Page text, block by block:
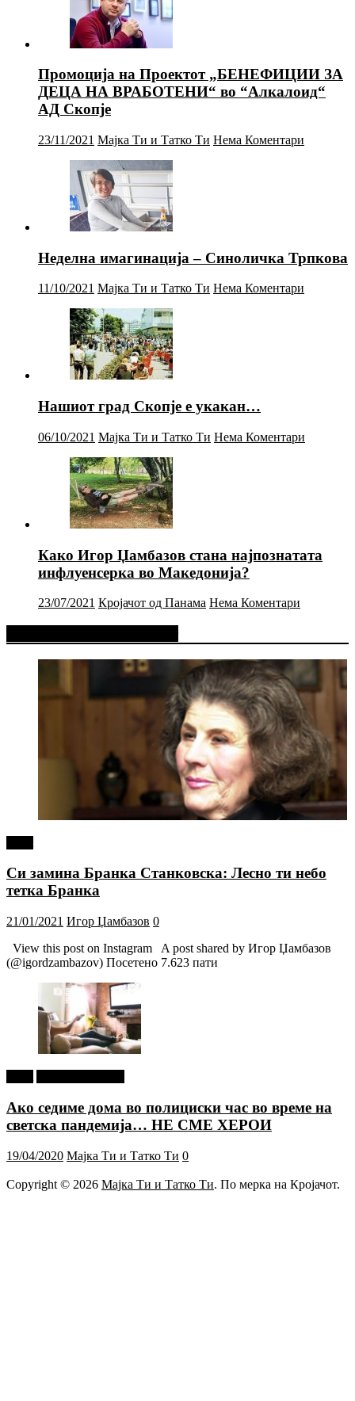
Промоција на Проектот „БЕНЕФИЦИИ ЗА
ДЕЦА НА ВРАБОТЕНИ“ во “Алкалоид“
АД Скопје
23/11/2021 Мајка Ти и Татко Ти Нема Коментари
Неделна имагинација – Синоличка Трпкова
11/10/2021 Мајка Ти и Татко Ти Нема Коментари
Нашиот град Скопје е укакан…
06/10/2021 Мајка Ти и Татко Ти Нема Коментари
Како Игор Џамбазов стана најпознатата
инфлуенсерка во Македонија?
23/07/2021 Кројачот од Панама Нема Коментари
Си замина Бранка Станковска: Лесно ти небо
тетка Бранка
21/01/2021 Игор Џамбазов 0
View this post on Instagram A post shared by Игор Џамбазов
(@igordzambazov) Посетено 7.623 пати
Ако седиме дома во полициски час во време на
светска пандемија… НЕ СМЕ ХЕРОИ
19/04/2020 Мајка Ти и Татко Ти 0
Copyright © 2026 Мајка Ти и Татко Ти. По мерка на Кројачот.